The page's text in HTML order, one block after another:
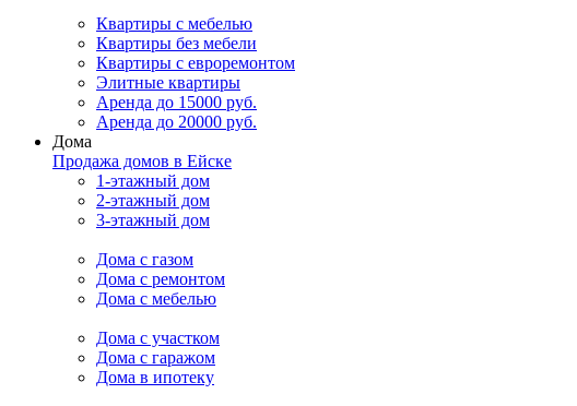
Квартиры с мебелью
Квартиры без мебели
Квартиры с евроремонтом
Элитные квартиры
Аренда до 15000 руб.
Аренда до 20000 руб.
Дома
Продажа домов в Ейске
1-этажный дом
2-этажный дом
3-этажный дом
Дома с газом
Дома с ремонтом
Дома с мебелью
Дома с участком
Дома с гаражом
Дома в ипотеку